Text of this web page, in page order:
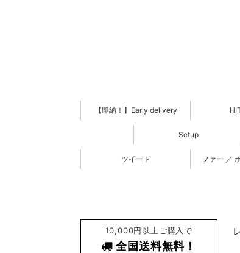
【即納！】Early delivery
Setup
ツイード ファー ／
10,000円以上ご購入で
全国送料無料！